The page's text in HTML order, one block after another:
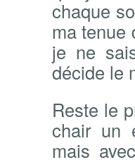
chaque
ma tenue
je ne
décide le
Reste le
chair un
mais